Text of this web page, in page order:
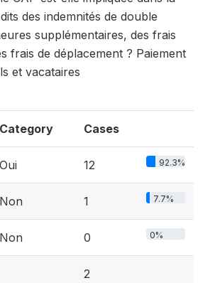
des indemnités de double
supplémentaires, des frais
frais de déplacement ? Paiement
et vacataires
Category Cases
Oui 12 92.3%
Non 1 7.7%
Non 0 0%
2